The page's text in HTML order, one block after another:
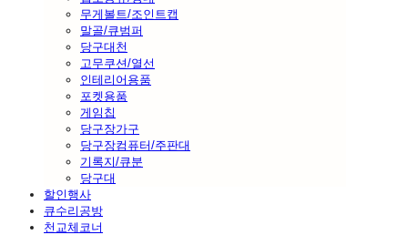
무게볼트/조인트캡
말골/큐범퍼
당구대천
고무쿠션/열선
인테리어용품
포켓용품
게임칩
당구장가구
당구장컴퓨터/주판대
기록지/큐분
당구대
할인행사
큐수리공방
천교체코너